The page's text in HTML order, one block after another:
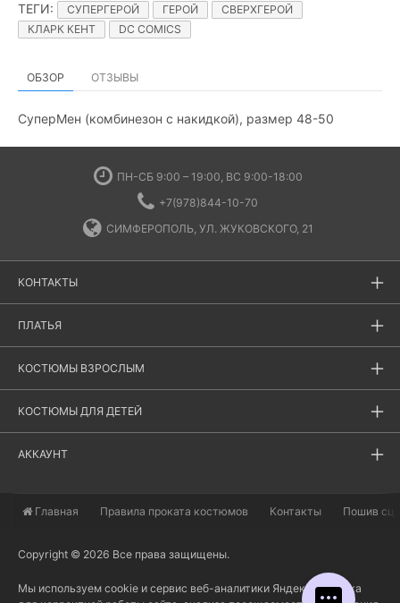
ТЕГИ: СУПЕРГЕРОЙ ГЕРОЙ
СВЕРХГЕРОЙ
КЛАРК КЕНТ
DC COMICS
ОБЗОР ОТЗЫВЫ
СуперМен (комбинезон с накидкой), размер 48-50
ПН-СБ 9:00 – 19:00, ВС 9:00-18:00
+7(978)844-10-70
СИМФЕРОПОЛЬ, УЛ. ЖУКОВСКОГО, 21
КОНТАКТЫ
ПЛАТЬЯ
КОСТЮМЫ ВЗРОСЛЫМ
КОСТЮМЫ ДЛЯ ДЕТЕЙ
АККАУНТ
Главная ​Правила проката костюмов Контакты Пошив
Copyright © 2026 Все права защищены.
Мы используем cookie и сервис веб-аналитики Яндекс Метрика